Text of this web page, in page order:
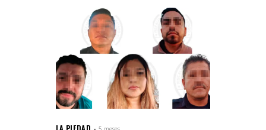
LA PIEDAD